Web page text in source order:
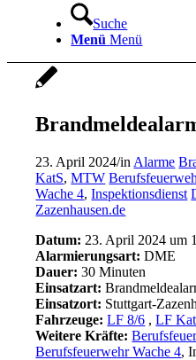
Suche
Menü Menü
23. April 2024/in Alarme
KatS,MTW
Wache 4,Inspektionsdienst
Zazenhausen.de
Datum: 23. April 2024 um
Alarmierungsart: DME
Dauer: 30 Minuten
Einsatzart:
Einsatzort: Stuttgart-
Fahrzeuge: LF 8/6 ,LF
Weitere Kräfte:
Berufsfeuerwehr Wache 4,